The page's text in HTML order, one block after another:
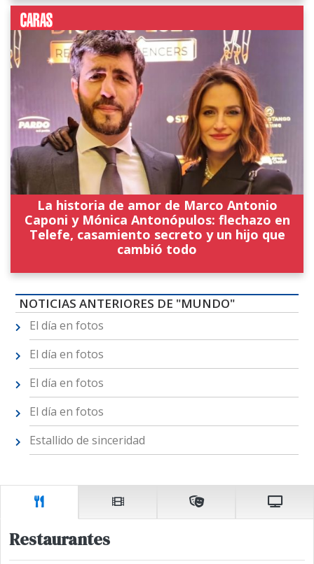
La historia de amor de Marco Antonio
Caponi y Mónica Antonópulos: flechazo en
Telefe, casamiento secreto y un hijo que
cambió todo
NOTICIAS ANTERIORES DE "MUNDO"
El día en fotos
El día en fotos
El día en fotos
El día en fotos
Estallido de sinceridad
Restaurantes